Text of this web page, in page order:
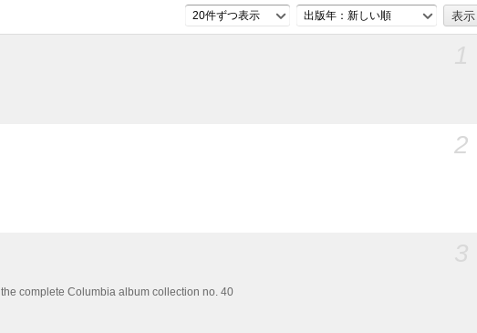
20件ずつ表示 出版年：新しい順
2
complete Columbia album collection no. 40